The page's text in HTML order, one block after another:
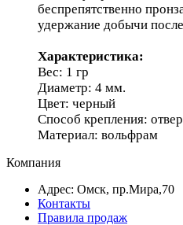
беспрепятственно
удержание добычи
Характеристика:
Вес: 1 гр
Диаметр: 4 мм.
Цвет: черный
Способ крепления:
Материал: вольфрам
Компания
Адрес: Омск, пр.Мира,70
Контакты
Правила продаж